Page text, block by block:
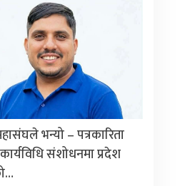
भन्यो – पत्रकारिता
कार्यविधि संशोधनमा प्रदेश